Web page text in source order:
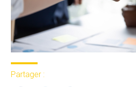
Partager :